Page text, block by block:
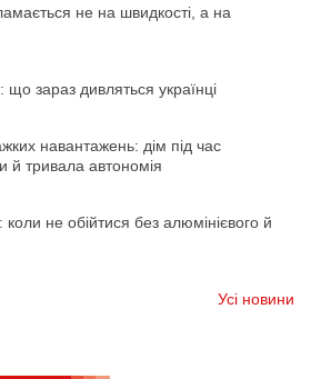
не на швидкості, а на
зараз дивляться українці
навантажень: дім під час
й тривала автономія
не обійтися без алюмінієвого й
Усі новини